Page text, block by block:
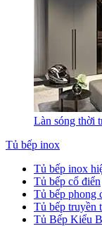
Làn sóng thời
Tủ bếp inox
Tủ bếp inox
Tủ bếp cổ điển
Tủ bếp phong
Tủ bếp truyền
Tủ Bếp Kiểu